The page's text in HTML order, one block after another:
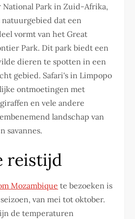
National Park in Zuid-Afrika,
dat een
vormt van het Great
Park. Dit park biedt een
dieren te spotten in een
gebied. Safari's in Limpopo
ontmoetingen met
en vele andere
landschap van
savannes.
reistijd
Mozambique te bezoeken is
van mei tot oktober.
de temperaturen